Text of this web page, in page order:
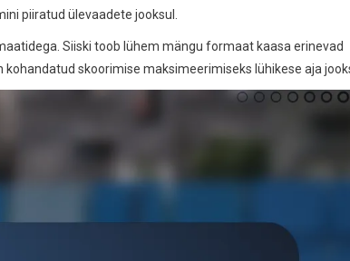
piiratud ülevaadete jooksul.
Siiski toob lühem mängu formaat kaasa erinevad
skoorimise maksimeerimiseks lühikese aja